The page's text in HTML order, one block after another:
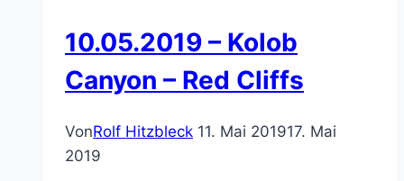
10.05.2019 – Kolob
Canyon – Red Cliffs
VonRolf Hitzbleck 11. Mai 201917. Mai
2019